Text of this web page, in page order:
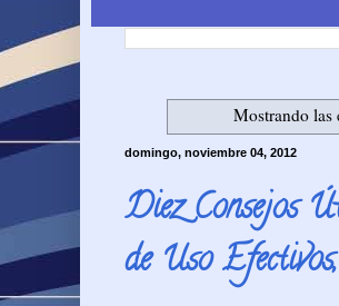
Mostrando las
domingo, noviembre 04, 2012
Diez Consejos
de Uso